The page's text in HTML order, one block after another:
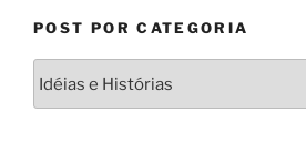
POST POR CATEGORIA